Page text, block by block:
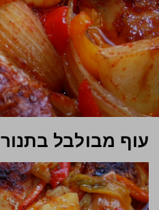
עוף מבולבל בתנור